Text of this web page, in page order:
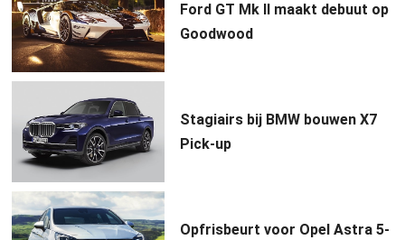
Ford GT Mk II maakt debuut op
Goodwood
Stagiairs bij BMW bouwen X7
Pick-up
Opfrisbeurt voor Opel Astra 5-